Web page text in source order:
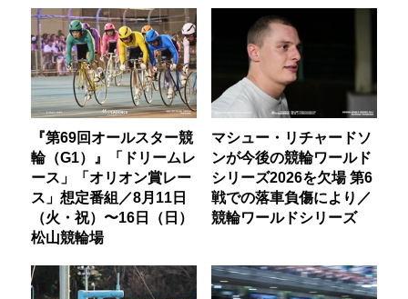
『第69回オールスター競
輪（G1）』「ドリームレ
ース」「オリオン賞レー
ス」想定番組／8月11日
（火・祝）〜16日（日）
松山競輪場
マシュー・リチャードソ
ンが今後の競輪ワールド
シリーズ2026を欠場 第6
戦での落車負傷により／
競輪ワールドシリーズ